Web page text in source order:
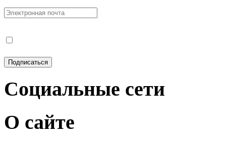
Социальные сети
О сайте